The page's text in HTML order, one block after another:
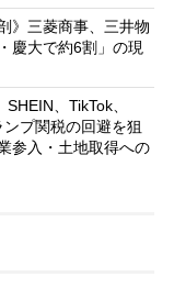
》三菱商事、三井物
慶大で約6割」の現
、TikTok、
プ関税の回避を狙
参入・土地取得への